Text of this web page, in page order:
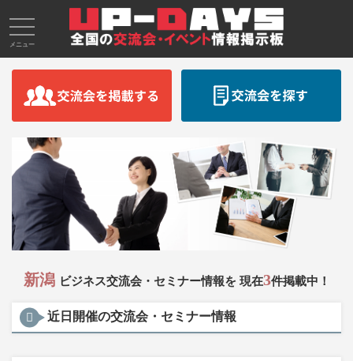
メニュー
新潟 ビジネス交流会・セミナー情報を 現在3件掲載中！
近日開催の交流会・セミナー情報